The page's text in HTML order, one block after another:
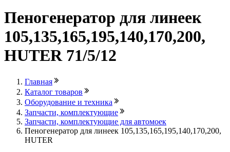
Пеногенератор для линеек
105,135,165,195,140,170,200,
HUTER 71/5/12
Главная
Каталог товаров
Оборудование и техника
Запчасти, комплектующие
Запчасти, комплектующие для автомоек
Пеногенератор для линеек 105,135,165,195,140,170,200,
HUTER